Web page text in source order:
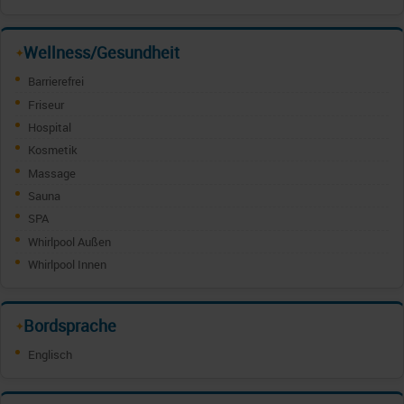
✦Wellness/Gesundheit
Barrierefrei
Friseur
Hospital
Kosmetik
Massage
Sauna
SPA
Whirlpool Außen
Whirlpool Innen
✦Bordsprache
Englisch